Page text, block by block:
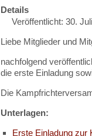
Details
Veröffentlicht: 30.
Liebe Mitglieder und
nachfolgend
die erste Einladung
Die
Unterlagen:
Erste Einladung zur